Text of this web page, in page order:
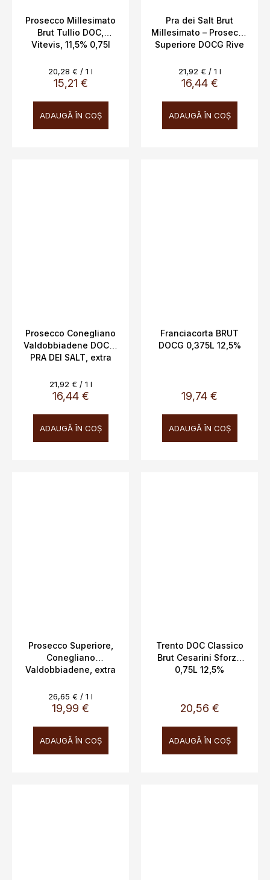
Prosecco Millesimato
Brut Tullio DOC,
Vitevis, 11,5% 0,75l
15,21 €
Evaluare
preţ:
20,28 € / 1 l
ADAUGĂ ÎN COŞ
Pra dei Salt Brut
Millesimato – Prosecco
Superiore DOCG Rive
Bernardi Pietro Figli
16,44 €
Evaluare
preţ:
21,92 € / 1 l
ADAUGĂ ÎN COŞ
Prosecco Conegliano
Valdobbiadene DOCG,
PRA DEI SALT, extra
Collato, Bernardi Pietro
& Figlii, Italia, 11,5%,
16,44 €
Evaluare
preţ:
21,92 € / 1 l
ADAUGĂ ÎN COŞ
Franciacorta BRUT
DOCG 0,375L 12,5%
19,74 €
ADAUGĂ ÎN COŞ
Prosecco Superiore,
Conegliano
Valdobbiadene, extra
Ogliano, Borgo Antico,
11,5%, 0,75 L
19,99 €
Evaluare
preţ:
26,65 € / 1 l
ADAUGĂ ÎN COŞ
Trento DOC Classico
Brut Cesarini Sforza
0,75L 12,5%
20,56 €
ADAUGĂ ÎN COŞ